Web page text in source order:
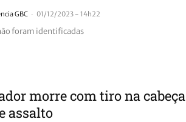
GBC - 01/12/2023 - 14h22
foram identificadas
morre com tiro na cabeça
assalto